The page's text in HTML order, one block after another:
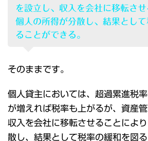
を設立し、収入を会社に移転させ
個人の所得が分散し、結果として
ることができる。
そのままです。
個人貸主においては、超過累進税
が増えれば税率も上がるが、資産管
収入を会社に移転させることによ
散し、結果として税率の緩和を図る